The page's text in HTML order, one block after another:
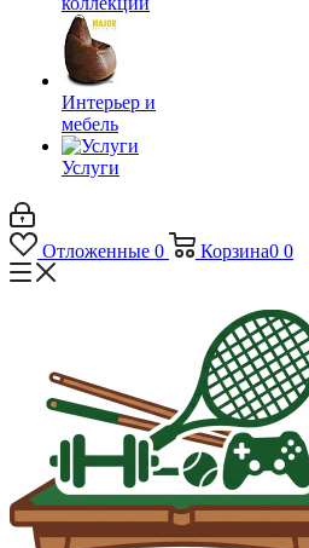
Интерьер и
мебель
Услуги
Отложенные 0 Корзина0 0